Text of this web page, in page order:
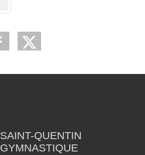
SAINT-QUENTIN
GYMNASTIQUE